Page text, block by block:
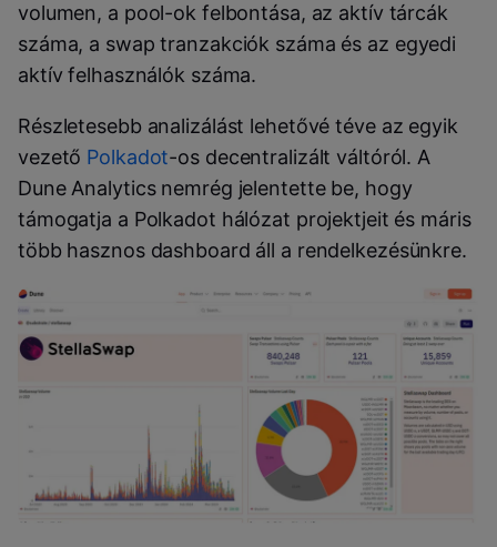
volumen, a pool-ok felbontása, az aktív tárcák
száma, a swap tranzakciók száma és az egyedi
aktív felhasználók száma.
Részletesebb analizálást lehetővé téve az egyik
vezető Polkadot-os decentralizált váltóról. A
Dune Analytics nemrég jelentette be, hogy
támogatja a Polkadot hálózat projektjeit és máris
több hasznos dashboard áll a rendelkezésünkre.